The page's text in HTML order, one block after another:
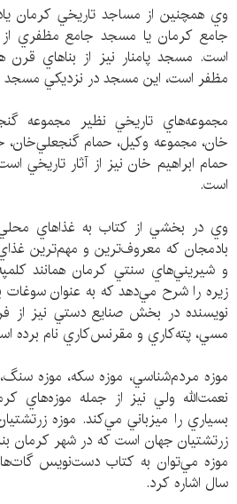
وي همچنين از مساجد تاريخي كرمان
جامع كرمان يا مسجد جامع مظفري
است. مسجد پامنار نيز از بناهاي
مظفر است، اين مسجد در نزديكي مسجد
مجموعه‌هاي تاريخي نظير مجموعه
خان، مجموعه وكيل، حمام گنجعلي‌خان،
حمام ابراهيم خان نيز از آثار تاريخي
است.
وي در بخشي از كتاب به غذاهاي
بادمجان كه معروف‌ترين و مهم‌ترين
و شيريني‌هاي سنتي كرمان همانند
زيره را شرح مي‌دهد كه به عنوان سوغات
نويسنده در بخش صنايع دستي نيز
مسي، پته‌كاري و مقرنس‌كاري نام برده
موزه مردم‌شناسي، موزه سكه، موزه
نعمت‌الله ولي نيز از جمله موزه‌هاي
بسياري را ميزباني مي‌كند. موزه
زرتشتيان جهان است كه در شهر كرمان
سال اشاره كرد.